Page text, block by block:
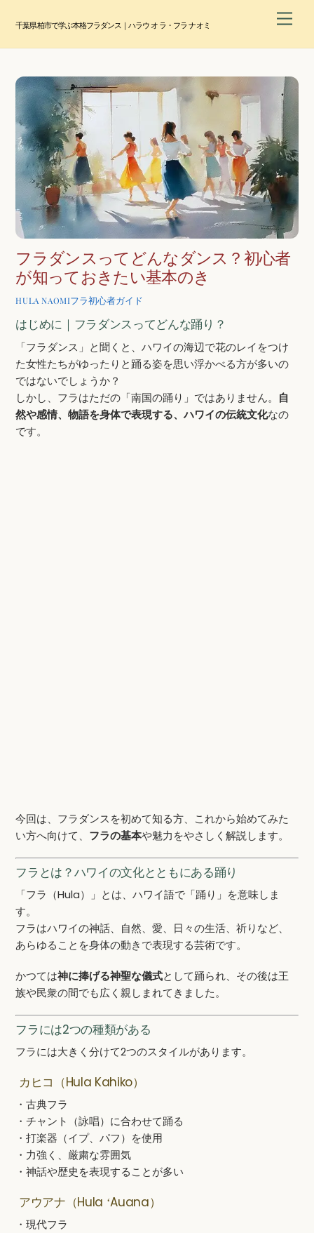
千葉県柏市で学ぶ本格フラダンス｜ハラウ オ ラ・フラ ナオミ
フラダンスってどんなダンス？初心者
が知っておきたい基本のき
HULA NAOMIフラ初心者ガイド
はじめに｜フラダンスってどんな踊り？
「フラダンス」と聞くと、ハワイの海辺で花のレイをつけ
た女性たちがゆったりと踊る姿を思い浮かべる方が多いの
ではないでしょうか？
しかし、フラはただの「南国の踊り」ではありません。 自
然や感情、物語を身体で表現する、ハワイの伝統文化なの
です。
今回は、フラダンスを初めて知る方、これから始めてみた
い方へ向けて、 フラの基本や魅力をやさしく解説します。
フラとは？ハワイの文化とともにある踊り
「フラ（Hula）」とは、ハワイ語で「踊り」を意味しま
す。
フラはハワイの神話、自然、愛、日々の生活、祈りなど、
あらゆることを身体の動きで表現する芸術です。
かつては神に捧げる神聖な儀式として踊られ、その後は王
族や民衆の間でも広く親しまれてきました。
フラには2つの種類がある
フラには大きく分けて2つのスタイルがあります。
カヒコ（Hula Kahiko）
・古典フラ
・チャント（詠唱）に合わせて踊る
・打楽器（イプ、パフ）を使用
・力強く、厳粛な雰囲気
・神話や歴史を表現することが多い
アウアナ（Hula ʻAuana）
・現代フラ